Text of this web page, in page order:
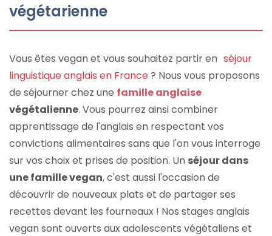
végétarienne
Vous êtes vegan et vous souhaitez partir en séjour
linguistique anglais en France? Nous vous proposons
de séjourner chez une famille anglaise
végétalienne. Vous pourrez ainsi combiner
apprentissage de l'anglais en respectant vos
convictions alimentaires sans que l'on vous interroge
sur vos choix et prises de position. Un séjour dans
une famille vegan, c'est aussi l'occasion de
découvrir de nouveaux plats et de partager ses
recettes devant les fourneaux ! Nos stages anglais
vegan sont ouverts aux adolescents végétaliens et